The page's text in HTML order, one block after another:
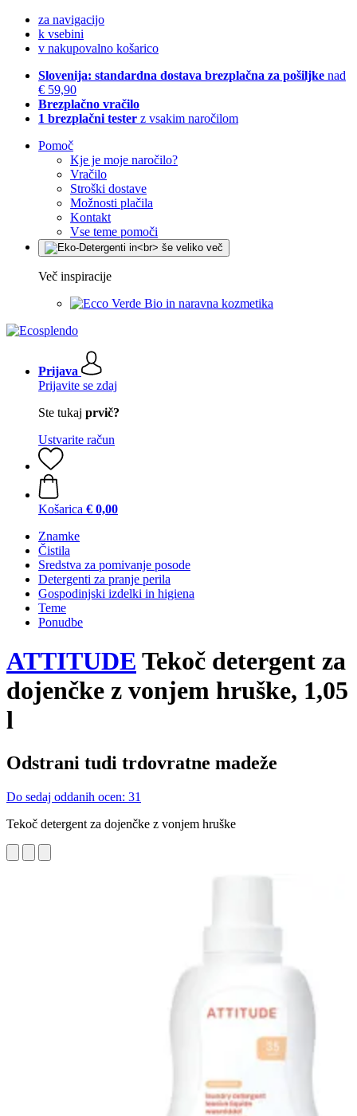
za navigacijo
k vsebini
v nakupovalno košarico
Slovenija: standardna dostava brezplačna za pošiljke nad
€ 59,90
Brezplačno vračilo
1 brezplačni tester z vsakim naročilom
Pomoč
Kje je moje naročilo?
Vračilo
Stroški dostave
Možnosti plačila
Kontakt
Vse teme pomoči
Več inspiracije
Bio in naravna kozmetika
Prijava
Prijavite se zdaj
Ste tukaj prvič?
Ustvarite račun
Košarica € 0,00
Znamke
Čistila
Sredstva za pomivanje posode
Detergenti za pranje perila
Gospodinjski izdelki in higiena
Teme
Ponudbe
ATTITUDE Tekoč detergent za
dojenčke z vonjem hruške, 1,05
l
Odstrani tudi trdovratne madeže
Do sedaj oddanih ocen: 31
Tekoč detergent za dojenčke z vonjem hruške